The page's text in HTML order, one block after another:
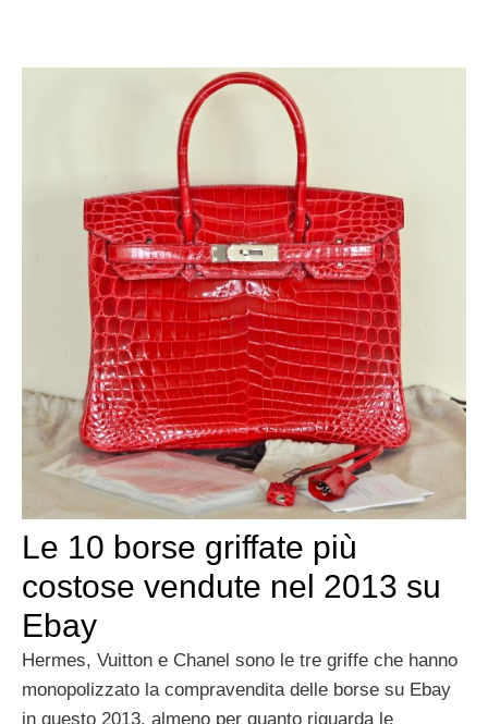
Le 10 borse griffate più
costose vendute nel 2013 su
Ebay
Hermes, Vuitton e Chanel sono le tre griffe che hanno
monopolizzato la compravendita delle borse su Ebay
in questo 2013, almeno per quanto riguarda le